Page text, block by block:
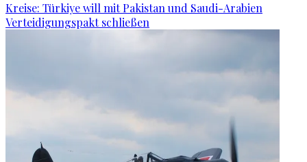
Kreise: Türkiye will mit Pakistan und Saudi-Arabien
Verteidigungspakt schließen